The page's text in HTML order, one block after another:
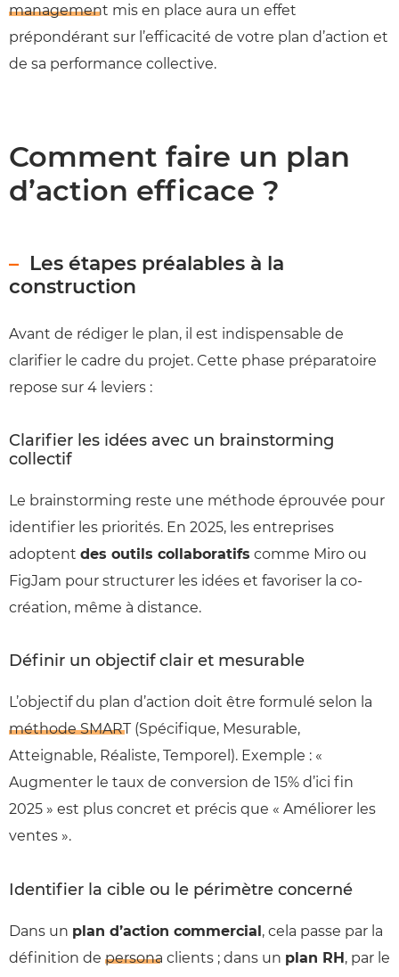
management mis en place aura un effet
prépondérant sur l’efficacité de votre plan d’action et
de sa performance collective.
Comment faire un plan
d’action efficace ?
Les étapes préalables à la
construction
Avant de rédiger le plan, il est indispensable de
clarifier le cadre du projet. Cette phase préparatoire
repose sur 4 leviers :
Clarifier les idées avec un brainstorming
collectif
Le brainstorming reste une méthode éprouvée pour
identifier les priorités. En 2025, les entreprises
adoptent des outils collaboratifs comme Miro ou
FigJam pour structurer les idées et favoriser la co-
création, même à distance.
Définir un objectif clair et mesurable
L’objectif du plan d’action doit être formulé selon la
méthode SMART(Spécifique, Mesurable,
Atteignable, Réaliste, Temporel). Exemple : «
Augmenter le taux de conversion de 15% d’ici fin
2025 » est plus concret et précis que « Améliorer les
ventes ».
Identifier la cible ou le périmètre concerné
Dans un plan d’action commercial, cela passe par la
définition de persona clients ; dans un plan RH, par le